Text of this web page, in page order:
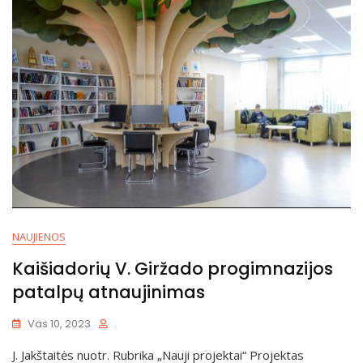
NAUJIENOS
Kaišiadorių V. Giržado progimnazijos
patalpų atnaujinimas
Vas 10, 2023 .
J. Jakštaitės nuotr. Rubrika „Nauji projektai“ Projektas